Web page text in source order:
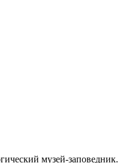
музей‑заповедник.